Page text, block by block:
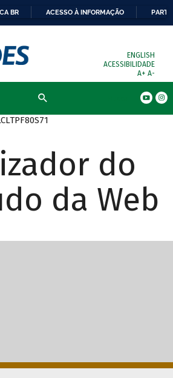
BR ACESSO À INFORMAÇÃO
ENGLISH
ACESSIBILIDADE
A+ A-
do
da Web